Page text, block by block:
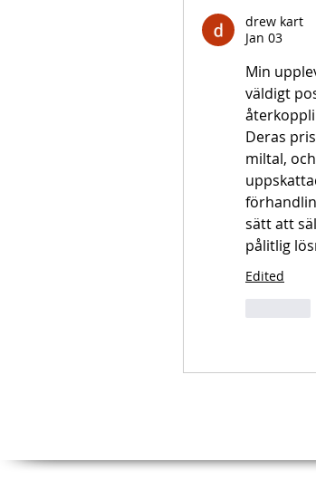
drew kart
Jan 03
Min
väldigt
Deras
miltal,
sätt att
pålitlig
Edited